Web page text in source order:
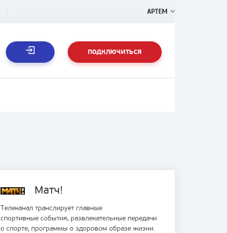
АРТЕМ
ПОДКЛЮЧИТЬСЯ
Матч!
Телеканал транслирует главные
спортивные события, развлекательные передачи
о спорте, программы о здоровом образе жизни.